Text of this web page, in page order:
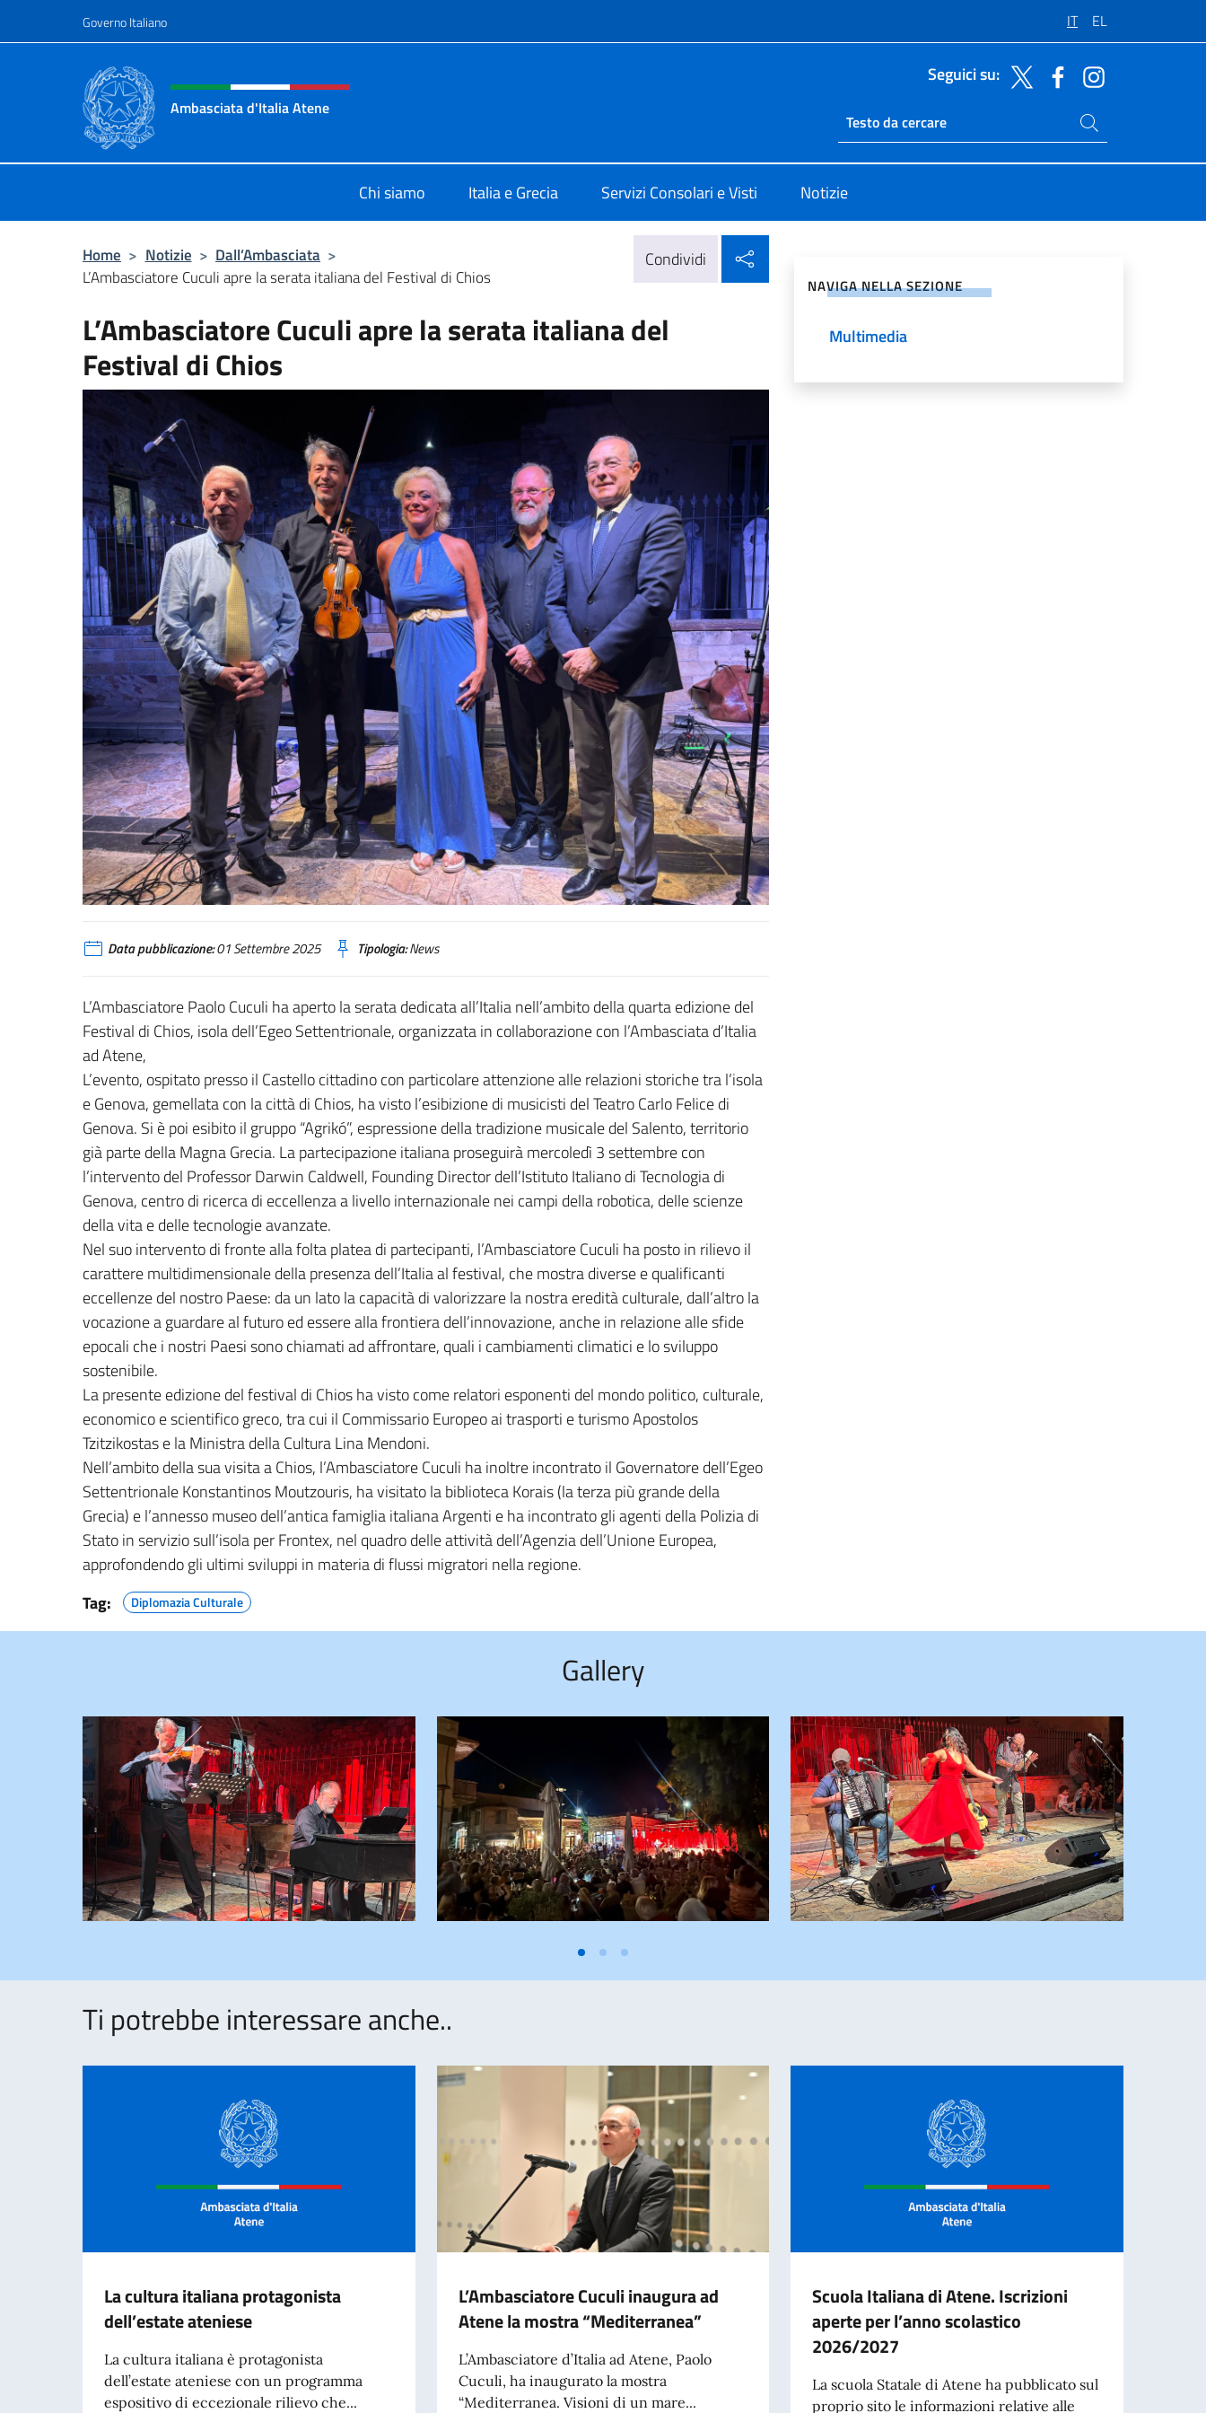
Governo Italiano IT EL
Intestazione sito, social e menù
Ambasciata d'Italia Atene
Seguici su:
Ricerca sito live
Cerca nel sito
Chi siamo Italia e Grecia Servizi Consolari e Visti Notizie
Home > Notizie > Dall’Ambasciata >
L’Ambasciatore Cuculi apre la serata italiana del Festival di Chios
Condividi
L’Ambasciatore Cuculi apre la serata italiana del
Festival di Chios
Data pubblicazione:01 Settembre 2025 Tipologia:News
L’Ambasciatore Paolo Cuculi ha aperto la serata dedicata all’Italia nell’ambito della quarta edizione del
Festival di Chios, isola dell’Egeo Settentrionale, organizzata in collaborazione con l’Ambasciata d’Italia
ad Atene,
L’evento, ospitato presso il Castello cittadino con particolare attenzione alle relazioni storiche tra l’isola
e Genova, gemellata con la città di Chios, ha visto l’esibizione di musicisti del Teatro Carlo Felice di
Genova. Si è poi esibito il gruppo “Agrikó”, espressione della tradizione musicale del Salento, territorio
già parte della Magna Grecia. La partecipazione italiana proseguirà mercoledì 3 settembre con
l’intervento del Professor Darwin Caldwell, Founding Director dell’Istituto Italiano di Tecnologia di
Genova, centro di ricerca di eccellenza a livello internazionale nei campi della robotica, delle scienze
della vita e delle tecnologie avanzate.
Nel suo intervento di fronte alla folta platea di partecipanti, l’Ambasciatore Cuculi ha posto in rilievo il
carattere multidimensionale della presenza dell’Italia al festival, che mostra diverse e qualificanti
eccellenze del nostro Paese: da un lato la capacità di valorizzare la nostra eredità culturale, dall’altro la
vocazione a guardare al futuro ed essere alla frontiera dell’innovazione, anche in relazione alle sfide
epocali che i nostri Paesi sono chiamati ad affrontare, quali i cambiamenti climatici e lo sviluppo
sostenibile.
La presente edizione del festival di Chios ha visto come relatori esponenti del mondo politico, culturale,
economico e scientifico greco, tra cui il Commissario Europeo ai trasporti e turismo Apostolos
Tzitzikostas e la Ministra della Cultura Lina Mendoni.
Nell’ambito della sua visita a Chios, l’Ambasciatore Cuculi ha inoltre incontrato il Governatore dell’Egeo
Settentrionale Konstantinos Moutzouris, ha visitato la biblioteca Korais (la terza più grande della
Grecia) e l’annesso museo dell’antica famiglia italiana Argenti e ha incontrato gli agenti della Polizia di
Stato in servizio sull’isola per Frontex, nel quadro delle attività dell’Agenzia dell’Unione Europea,
approfondendo gli ultimi sviluppi in materia di flussi migratori nella regione.
Tag:
Diplomazia Culturale
NAVIGA NELLA SEZIONE
Multimedia
Gallery
Ti potrebbe interessare anche..
La cultura italiana protagonista
dell’estate ateniese
La cultura italiana è protagonista
dell’estate ateniese con un programma
espositivo di eccezionale rilievo che...
L’Ambasciatore Cuculi inaugura ad
Atene la mostra “Mediterranea”
L’Ambasciatore d’Italia ad Atene, Paolo
Cuculi, ha inaugurato la mostra
“Mediterranea. Visioni di un mare...
Scuola Italiana di Atene. Iscrizioni
aperte per l’anno scolastico
2026/2027
La scuola Statale di Atene ha pubblicato sul
proprio sito le informazioni relative alle